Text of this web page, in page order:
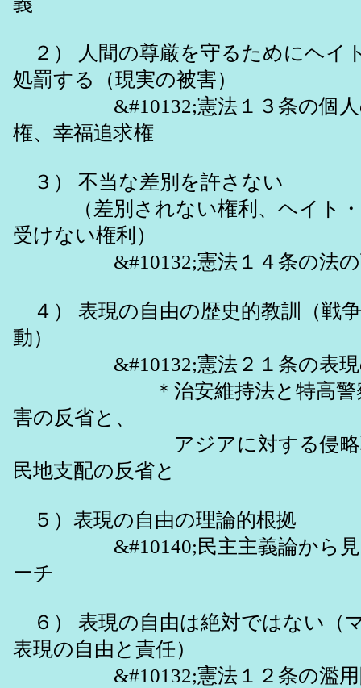
２） 人間の尊厳を守るためにヘイ
処罰する（現実の被害）
&#10132;憲法１３条の個人
権、幸福追求権
３） 不当な差別を許さない
（差別されない権利、ヘイト・
受けない権利）
&#10132;憲法１４条の法の
４） 表現の自由の歴史的教訓（戦
動）
&#10132;憲法２１条の表現
＊治安維持法と特高警察
害の反省と、
アジアに対する侵略戦争
民地支配の反省と
５）表現の自由の理論的根拠
&#10140;民主主義論から見
ーチ
６） 表現の自由は絶対ではない（
表現の自由と責任）
&#10132;憲法１２条の濫用